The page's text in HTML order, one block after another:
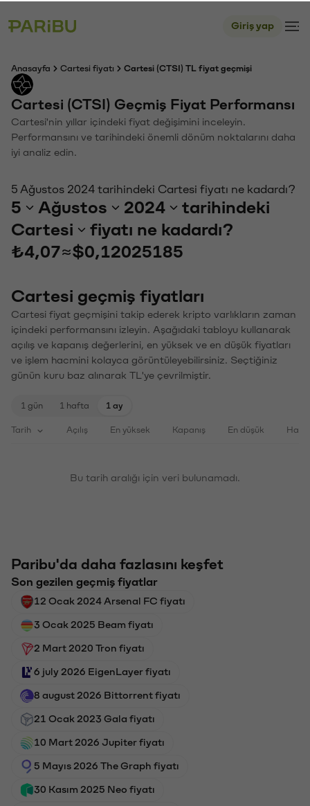
Giriş yap
Anasayfa Cartesi fiyatı Cartesi (CTSI) TL fiyat geçmişi
Cartesi (CTSI) Geçmiş Fiyat Performansı
Cartesi'nin yıllar içindeki fiyat değişimini inceleyin.
Performansını ve tarihindeki önemli dönüm noktalarını daha
iyi analiz edin.
5 Ağustos 2024 tarihindeki Cartesi fiyatı ne kadardı?
5 Ağustos 2024
tarihindeki
Cartesi
fiyatı ne kadardı?
₺4,07≈$0,12025185
Cartesi geçmiş fiyatları
Cartesi fiyat geçmişini takip ederek kripto varlıkların zaman
içindeki performansını izleyin. Aşağıdaki tabloyu kullanarak
açılış ve kapanış değerlerini, en yüksek ve en düşük fiyatları
ve işlem hacmini kolayca görüntüleyebilirsiniz. Seçtiğiniz
günün kuru baz alınarak TL'ye çevrilmiştir.
1 gün 1 hafta 1 ay
Tarih Açılış En yüksek Kapanış En düşük
Bu tarih aralığı için veri bulunamadı.
Paribu'da daha fazlasını keşfet
Son gezilen geçmiş fiyatlar
12 Ocak 2024 Arsenal FC fiyatı
3 Ocak 2025 Beam fiyatı
2 Mart 2020 Tron fiyatı
6 july 2026 EigenLayer fiyatı
8 august 2026 Bittorrent fiyatı
21 Ocak 2023 Gala fiyatı
10 Mart 2026 Jupiter fiyatı
5 Mayıs 2026 The Graph fiyatı
30 Kasım 2025 Neo fiyatı